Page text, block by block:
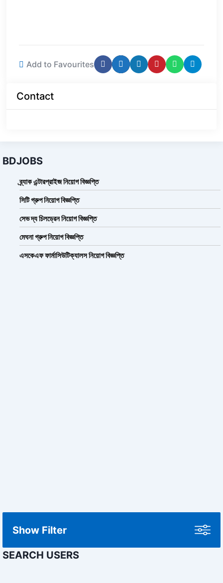
Add to Favourites
Contact
BDJOBS
ব্র্যাক এন্টারপ্রাইজ নিয়োগ বিজ্ঞপ্তি
সিটি গ্রুপ নিয়োগ বিজ্ঞপ্তি
সেভ দ্য চিলড্রেন নিয়োগ বিজ্ঞপ্তি
মেঘনা গ্রুপ নিয়োগ বিজ্ঞপ্তি
এসকেএফ ফার্মাসিউটিক্যালস নিয়োগ বিজ্ঞপ্তি
Show Filter
SEARCH USERS